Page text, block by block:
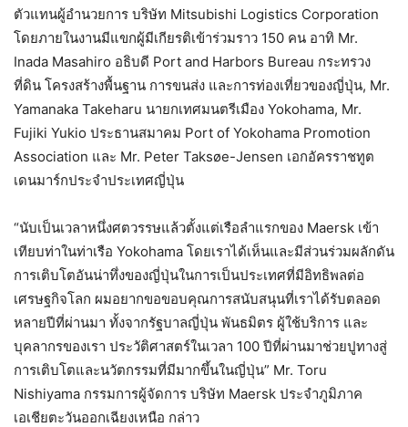
ตัวแทนผู้อำนวยการ บริษัท Mitsubishi Logistics Corporation
โดยภายในงานมีแขกผู้มีเกียรติเข้าร่วมราว 150 คน อาทิ Mr.
Inada Masahiro อธิบดี Port and Harbors Bureau กระทรวง
ที่ดิน โครงสร้างพื้นฐาน การขนส่ง และการท่องเที่ยวของญี่ปุ่น, Mr.
Yamanaka Takeharu นายกเทศมนตรีเมือง Yokohama, Mr.
Fujiki Yukio ประธานสมาคม Port of Yokohama Promotion
Association และ Mr. Peter Taksøe-Jensen เอกอัครราชทูต
เดนมาร์กประจำประเทศญี่ปุ่น
“นับเป็นเวลาหนึ่งศตวรรษแล้วตั้งแต่เรือลำแรกของ Maersk เข้า
เทียบท่าในท่าเรือ Yokohama โดยเราได้เห็นและมีส่วนร่วมผลักดัน
การเติบโตอันน่าทึ่งของญี่ปุ่นในการเป็นประเทศที่มีอิทธิพลต่อ
เศรษฐกิจโลก ผมอยากขอขอบคุณการสนับสนุนที่เราได้รับตลอด
หลายปีที่ผ่านมา ทั้งจากรัฐบาลญี่ปุ่น พันธมิตร ผู้ใช้บริการ และ
บุคลากรของเรา ประวัติศาสตร์ในเวลา 100 ปีที่ผ่านมาช่วยปูทางสู่
การเติบโตและนวัตกรรมที่มีมากขึ้นในญี่ปุ่น” Mr. Toru
Nishiyama กรรมการผู้จัดการ บริษัท Maersk ประจำภูมิภาค
เอเชียตะวันออกเฉียงเหนือ กล่าว